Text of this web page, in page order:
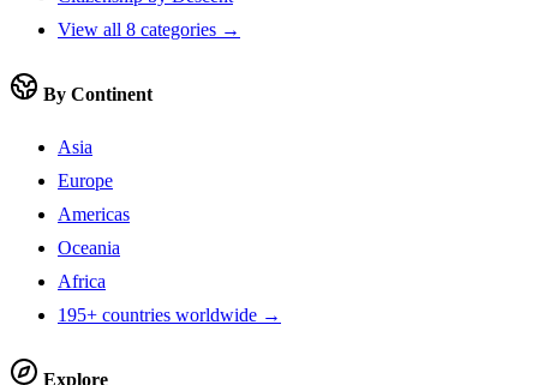
View all 8 categories →
By Continent
Asia
Europe
Americas
Oceania
Africa
195+ countries worldwide →
Explore